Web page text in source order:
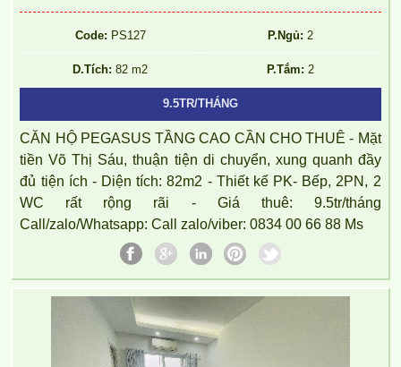
Code: PS127 P.Ngủ: 2
D.Tích: 82 m2 P.Tắm: 2
9.5TR/THÁNG
CĂN HỘ PEGASUS TẦNG CAO CẦN CHO THUÊ - Mặt
tiền Võ Thị Sáu, thuận tiện di chuyển, xung quanh đầy
đủ tiện ích - Diện tích: 82m2 - Thiết kế PK- Bếp, 2PN, 2
WC rất rộng rãi - Giá thuê: 9.5tr/tháng
Call/zalo/Whatsapp: Call zalo/viber: 0834 00 66 88 Ms